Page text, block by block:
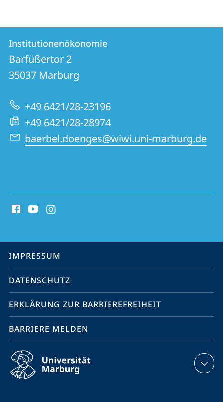
Kontakt
und
Informationen
zur
Website
Kontaktinformationen
Institutionenökonomie
Institutionenökonomie
Barfüßertor 2
35037 Marburg
+49 6421/28-23196
+49 6421/28-28974
baerbel.doenges@wiwi.uni-marburg.de
Media
Service-
Navigation
IMPRESSUM
DATENSCHUTZ
ERKLÄRUNG ZUR BARRIEREFREIHEIT
BARRIERE MELDEN